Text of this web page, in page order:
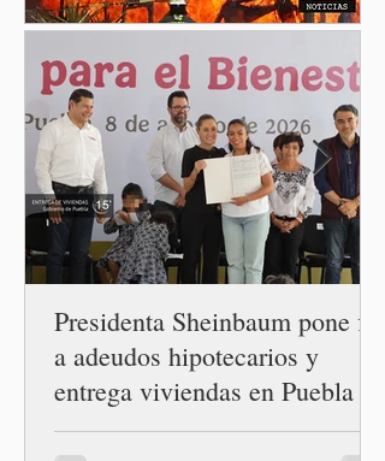
México y Perú. “Es
la orientación política de
los gobiernos —porque hay
orientaciones políticas de
los gobiernos, llegan por
un partido, llegan por otro
— es importante que México
tenga relaciones
diplomáticas con el mu
Presidenta Sheinbaum pone fin
a adeudos hipotecarios y
entrega viviendas en Puebla